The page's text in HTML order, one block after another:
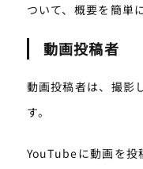
ついて、概要を簡単
動画投稿者
動画投稿者は、撮影
す。
YouTubeに動画を投